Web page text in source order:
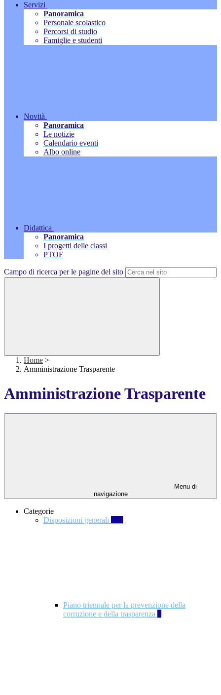
Servizi
Panoramica
Personale scolastico
Percorsi di studio
Famiglie e studenti
Novità
Panoramica
Le notizie
Calendario eventi
Albo online
Didattica
Panoramica
I progetti delle classi
PTOF
Campo di ricerca per le pagine del sito
Home >
Amministrazione Trasparente
Amministrazione Trasparente
Menu di
navigazione
Categorie
Disposizioni generali 139
Piano triennale per la prevenzione della
corruzione e della trasparenza 4